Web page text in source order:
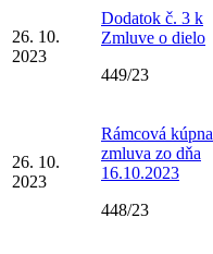
26. 10.
2023
Dodatok č. 3 k
Zmluve o dielo
449/23
26. 10.
2023
Rámcová kúpna
zmluva zo dňa
16.10.2023
448/23